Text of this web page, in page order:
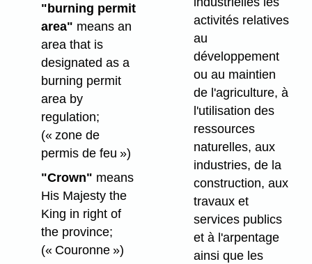
"burning permit
area" means an
area that is
designated as a
burning permit
area by
regulation;
(« zone de
permis de feu »)
"Crown" means
His Majesty the
King in right of
the province;
(« Couronne »)
activités relatives
au
développement
ou au maintien
de l'agriculture, à
l'utilisation des
ressources
naturelles, aux
industries, de la
construction, aux
travaux et
services publics
et à l'arpentage
ainsi que les